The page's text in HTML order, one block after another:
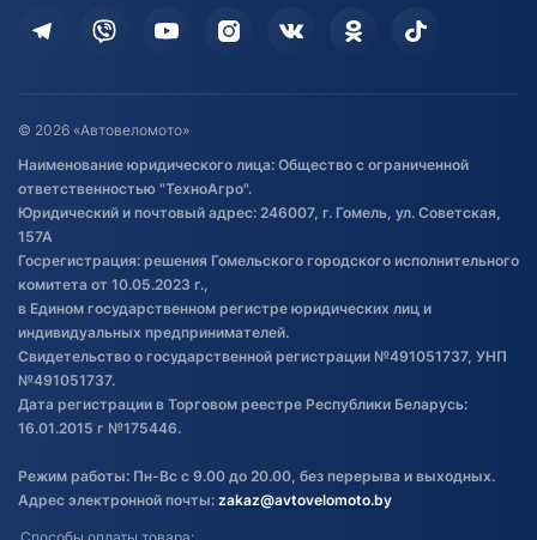
Дополнительные услуги
Оставить отзыв
Договор публичной оферты
Обработка файлов cookie
Постановка транспорта на учет
Обновления в ЭПТС 2024
© 2026 «Автовеломото»
Наименование юридического лица: Общество с ограниченной
ответственностью "ТехноАгро".
Юридический и почтовый адрес: 246007, г. Гомель, ул. Советская,
157А
Госрегистрация: решения Гомельского городского исполнительного
комитета от 10.05.2023 г.,
в Едином государственном регистре юридических лиц и
индивидуальных предпринимателей.
Свидетельство о государственной регистрации №491051737, УНП
№491051737.
Дата регистрации в Торговом реестре Республики Беларусь:
16.01.2015 г №175446.
Режим работы: Пн-Вс с 9.00 до 20.00, без перерыва и выходных.
Адрес электронной почты: zakaz@avtovelomoto.by